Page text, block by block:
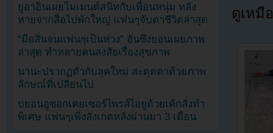
ดูเหมื
ยูอาอินเผยโมเมนต์สนิทกับเพื่อนหนุ่ม หลัง
หายจากสื่อไปพักใหญ่ แฟนๆจับตาชีวิตล่าสุด
“มือสั่นจนแฟนๆเป็นห่วง” ฮันซึงยอนเผยภาพ
ล่าสุด ทำหลายคนสงสัยเรื่องสุขภาพ
นานะปรากฏตัวกับลุคใหม่ สะดุดตาด้วยภาพ
ลักษณ์ที่เปลี่ยนไป
บยอนอูซอกเคยเซอร์ไพรส์ไอยูด้วยเค้กสั่งทำ
พิเศษ แฟนๆเพิ่งสังเกตหลังผ่านมา 3 เดือน